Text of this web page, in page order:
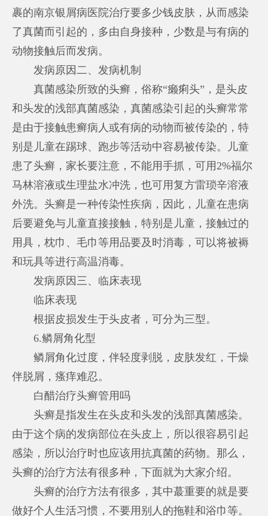
裹的南京银屑病医院治疗要多少钱皮肤，从而感染
了真菌而引起的，多由自身接种，少数是与有病的
动物接触后而发病。
发病原因二、发病机制
真菌感染所致的头癣，俗称“癞痢头”，是头皮
和头发的浅部真菌感染，真菌感染引起的头癣常常
是由于接触患癣病人或有病的动物而被传染的，特
别是儿童在踢球、跑步等活动中容易被传染。儿童
患了头癣，家长要注意，不能用手抓，可用2%福尔
马林溶液或生理盐水冲洗，也可用复方雷琐辛溶液
外洗。头癣是一种传染性疾病，因此，儿童在患病
后要避免与儿童直接接触，特别是儿童，接触过的
用具，枕巾、毛巾等用品要及时消毒，可以将被褥
和玩具等进行高温消毒。
发病原因三、临床表现
临床表现
根据皮损发生于头皮者，可分为三型。
6.鳞屑角化型
鳞屑角化过度，伴轻度剥脱，皮肤发红，干燥
伴脱屑，瘙痒难忍。
白醋治疗头癣管用吗
头癣是指发生在头皮和头发的浅部真菌感染。
由于这个病的发病部位在头皮上，所以很容易引起
感染，所以治疗时也应该用抗真菌的药物。那么，
头癣的治疗方法有很多种，下面就为大家介绍。
头癣的治疗方法有很多，其中蕞重要的就是要
做好个人生活习惯，不要用别人的拖鞋和浴巾等。